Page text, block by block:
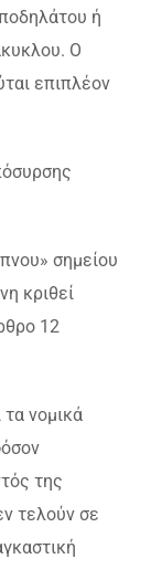
ή
Ο
επιπλέον
σημείου
κριθεί
12
νομικά
της
τελούν σε